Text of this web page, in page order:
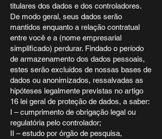
titulares dos dados e dos controladores.
De modo geral, seus dados serão
mantidos enquanto a relação contratual
entre você e a (nome empresarial
simplificado) perdurar. Findado o período
de armazenamento dos dados pessoais,
estes serão excluídos de nossas bases de
dados ou anonimizados, ressalvadas as
hipóteses legalmente previstas no artigo
16 lei geral de proteção de dados, a saber:
I – cumprimento de obrigação legal ou
regulatória pelo controlador;
II – estudo por órgão de pesquisa,